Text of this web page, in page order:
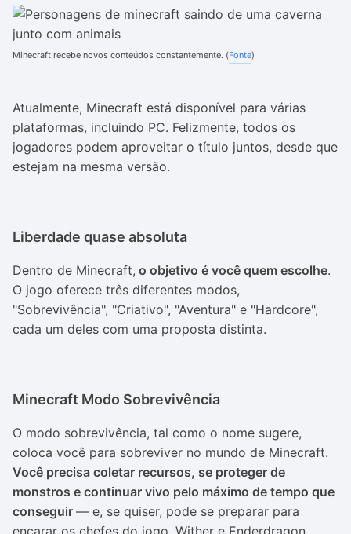
Minecraft recebe novos conteúdos constantemente. (Fonte)
Atualmente, Minecraft está disponível para várias
plataformas, incluindo PC. Felizmente, todos os
jogadores podem aproveitar o título juntos, desde que
estejam na mesma versão.
Liberdade quase absoluta
Dentro de Minecraft, o objetivo é você quem escolhe.
O jogo oferece três diferentes modos,
"Sobrevivência", "Criativo", "Aventura" e "Hardcore",
cada um deles com uma proposta distinta.
Minecraft Modo Sobrevivência
O modo sobrevivência, tal como o nome sugere,
coloca você para sobreviver no mundo de Minecraft.
Você precisa coletar recursos, se proteger de
monstros e continuar vivo pelo máximo de tempo que
conseguir — e, se quiser, pode se preparar para
encarar os chefes do jogo, Wither e Enderdragon.